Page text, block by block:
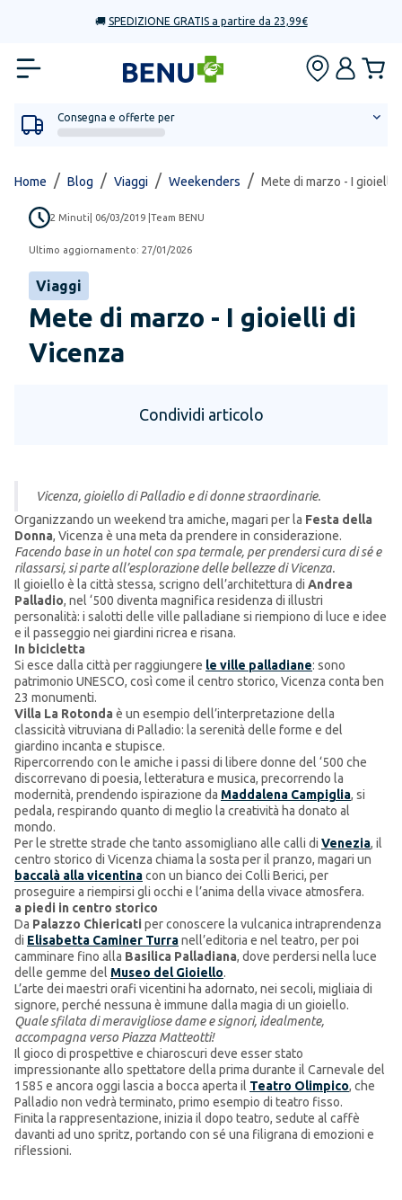
🚚 SPEDIZIONE GRATIS a partire da 23,99€
Consegna e offerte per
Home / Blog / Viaggi / Weekenders / Mete di marzo - I gioielli
2 Minuti 06/03/2019 Team BENU
Ultimo aggiornamento: 27/01/2026
Viaggi
Mete di marzo - I gioielli di
Vicenza
Condividi articolo
Vicenza, gioiello di Palladio e di donne straordinarie.
Organizzando un weekend tra amiche, magari per la Festa della
Donna, Vicenza è una meta da prendere in considerazione.
Facendo base in un hotel con spa termale, per prendersi cura di sé e
rilassarsi, si parte all’esplorazione delle bellezze di Vicenza.
Il gioiello è la città stessa, scrigno dell’architettura di Andrea
Palladio, nel ‘500 diventa magnifica residenza di illustri
personalità: i salotti delle ville palladiane si riempiono di luce e idee
e il passeggio nei giardini ricrea e risana.
In bicicletta
Si esce dalla città per raggiungere le ville palladiane: sono
patrimonio UNESCO, così come il centro storico, Vicenza conta ben
23 monumenti.
Villa La Rotonda è un esempio dell’interpretazione della
classicità vitruviana di Palladio: la serenità delle forme e del
giardino incanta e stupisce.
Ripercorrendo con le amiche i passi di libere donne del ‘500 che
discorrevano di poesia, letteratura e musica, precorrendo la
modernità, prendendo ispirazione da Maddalena Campiglia, si
pedala, respirando quanto di meglio la creatività ha donato al
mondo.
Per le strette strade che tanto assomigliano alle calli di Venezia, il
centro storico di Vicenza chiama la sosta per il pranzo, magari un
baccalà alla vicentinacon un bianco dei Colli Berici, per
proseguire a riempirsi gli occhi e l’anima della vivace atmosfera.
a piedi in centro storico
Da Palazzo Chiericati per conoscere la vulcanica intraprendenza
di Elisabetta Caminer Turranell’editoria e nel teatro, per poi
camminare fino alla Basilica Palladiana, dove perdersi nella luce
delle gemme del Museo del Gioiello.
L’arte dei maestri orafi vicentini ha adornato, nei secoli, migliaia di
signore, perché nessuna è immune dalla magia di un gioiello.
Quale sfilata di meravigliose dame e signori, idealmente,
accompagna verso Piazza Matteotti!
Il gioco di prospettive e chiaroscuri deve esser stato
impressionante allo spettatore della prima durante il Carnevale del
1585 e ancora oggi lascia a bocca aperta il Teatro Olimpico, che
Palladio non vedrà terminato, primo esempio di teatro fisso.
Finita la rappresentazione, inizia il dopo teatro, sedute al caffè
davanti ad uno spritz, portando con sé una filigrana di emozioni e
riflessioni.